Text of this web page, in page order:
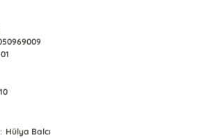
: Hülya Balcı